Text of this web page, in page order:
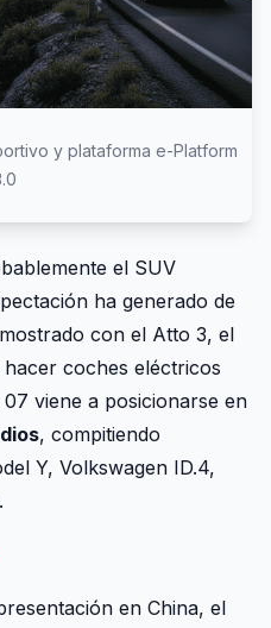
y plataforma e-Platform
el SUV
ha generado de
con el Atto 3, el
coches eléctricos
viene a posicionarse en
, compitiendo
Y, Volkswagen ID.4,
en China, el